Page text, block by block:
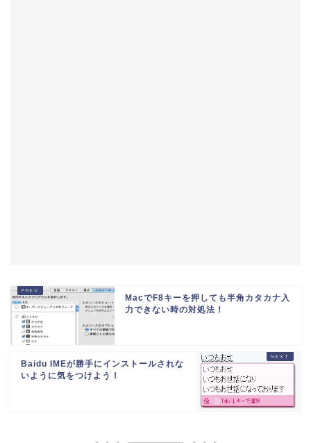
MacでF8キーを押しても半角カタカナ入
力できない時の対処法！
Baidu IMEが勝手にインストールされな
いように気をつけよう！